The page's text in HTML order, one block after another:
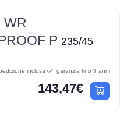
WR
P 235/45
inclusa garanzia fino 3 anni
143,47€